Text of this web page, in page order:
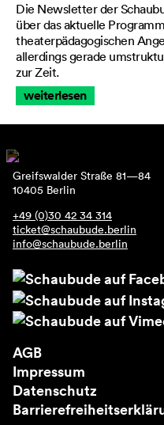
Die Newsletter der
über das aktuelle
theaterpädagogischen
allerdings gerade
zur Zeit.
weiterlesen
Greifswalder Straße 81—84
10405 Berlin
+49 (0)30 42 34 314
ticket@schaubude.berlin
info@schaubude.berlin
AGB
Impressum
Datenschutz